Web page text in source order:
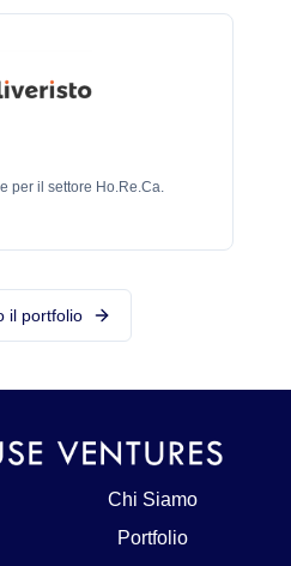
per il settore Ho.Re.Ca.
il portfolio
Chi Siamo
Portfolio